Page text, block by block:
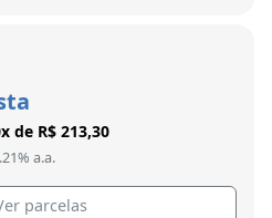
de R$ 213,30
a.a.
parcelas